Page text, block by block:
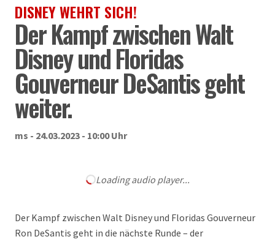
DISNEY WEHRT SICH!
Der Kampf zwischen Walt
Disney und Floridas
Gouverneur DeSantis geht
weiter.
ms - 24.03.2023 - 10:00 Uhr
Loading audio player...
Der Kampf zwischen Walt Disney und Floridas Gouverneur
Ron DeSantis geht in die nächste Runde – der